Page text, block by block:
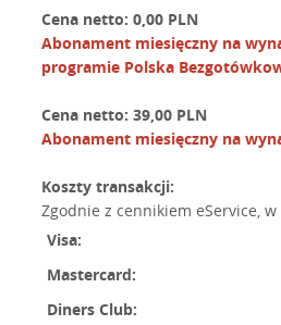
Cena netto: 0,00 PLN
Abonament miesięczny na
programie Polska
Cena netto: 39,00 PLN
Abonament miesięczny na
Koszty transakcji:
Zgodnie z cennikiem eService,
Visa:
Mastercard:
Diners Club: